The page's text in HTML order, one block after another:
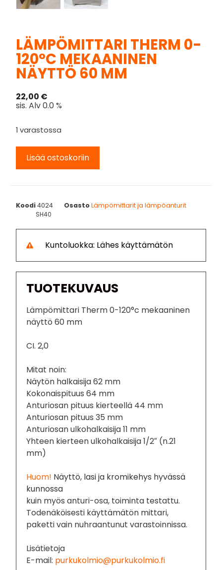
LÄMPÖMITTARI THERM 0-
120°C MEKAANINEN
NÄYTTÖ 60 MM
22,00 €
sis. Alv 0.0 %
1 varastossa
Lisää ostoskoriin
Koodi4024 OsastoLämpömittarit ja lämpöanturit
SH40
Kuntoluokka: Lähes käyttämätön
TUOTEKUVAUS
Lämpömittari Therm 0-120°c mekaaninen
näyttö 60 mm
CI. 2,0
Mitat noin:
Näytön halkaisija 62 mm
Kokonaispituus 64 mm
Anturiosan pituus kierteellä 44 mm
Anturiosan pituus 35 mm
Anturiosan ulkohalkaisija 11 mm
Yhteen kierteen ulkohalkaisija 1/2″ (n.21
mm)
Huom! Näyttö, lasi ja kromikehys hyvässä
kunnossa
kuin myös anturi-osa, toiminta testattu.
Todenäköisesti käyttämätön mittari,
paketti vain nuhraantunut varastoinnissa.
Lisätietoja
E-mail: purkukolmio@purkukolmio.fi